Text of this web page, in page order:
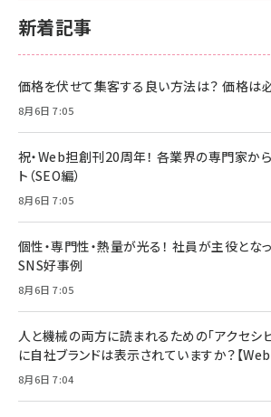
新着記事
価格を伏せて集客する良い方法は？ 価格は
8月6日 7:05
祝・Web担創刊20周年！ 各業界の専門家か
ト（SEO編）
8月6日 7:05
個性・専門性・熱量が光る！ 社員が主役とな
SNS好事例
8月6日 7:05
人と機械の両方に読まれるための「アクセシ
に自社ブランドは表示されていますか？【
8月6日 7:04